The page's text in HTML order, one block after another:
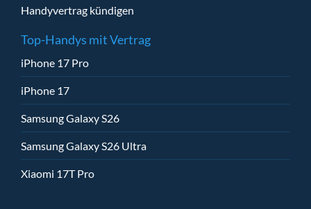
Handyvertrag kündigen
Top-Handys mit Vertrag
iPhone 17 Pro
iPhone 17
Samsung Galaxy S26
Samsung Galaxy S26 Ultra
Xiaomi 17T Pro